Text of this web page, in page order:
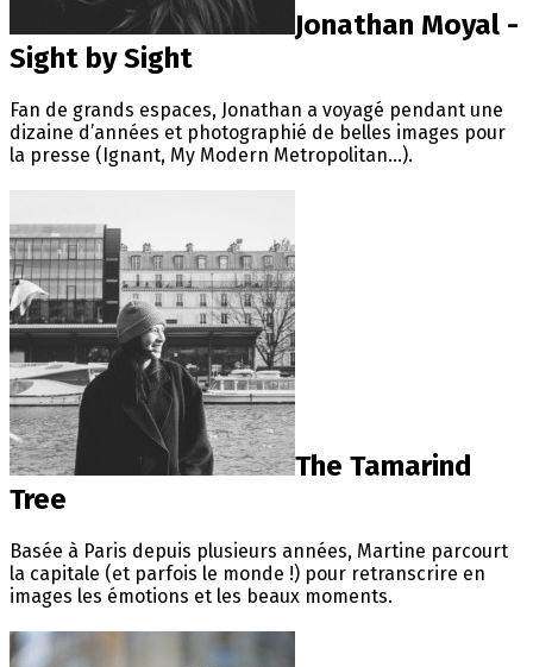
Jonathan Moyal -
Sight by Sight
Fan de grands espaces, Jonathan a voyagé pendant une
dizaine d’années et photographié de belles images pour
la presse (Ignant, My Modern Metropolitan...).
The Tamarind
Tree
Basée à Paris depuis plusieurs années, Martine parcourt
la capitale (et parfois le monde !) pour retranscrire en
images les émotions et les beaux moments.